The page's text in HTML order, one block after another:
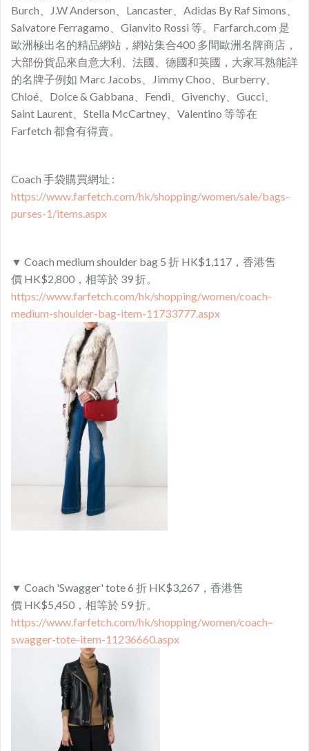
Burch、J.W Anderson、Lancaster、Adidas By Raf Simons、
Salvatore Ferragamo、Gianvito Rossi 等。Farfarch.com 是
歐洲極出名的精品網站，網站集合400 多間歐洲名牌商店，
大部份貨品來自意大利、法國、德國和英國，大家耳熟能詳
的名牌子例如 Marc Jacobs、Jimmy Choo、Burberry、
Chloé、Dolce & Gabbana、Fendi、Givenchy、Gucci、
Saint Laurent、Stella McCartney、Valentino 等等在
Farfetch 都會有得賣。
Coach 手袋購買網址 :
https://www.farfetch.com/hk/shopping/women/sale/bags-
purses-1/items.aspx
▼ Coach medium shoulder bag 5 折 HK$1,117，香港售
價 HK$2,800，相等於 39 折。
https://www.farfetch.com/hk/shopping/women/coach-
medium-shoulder-bag-item-11733777.aspx
▼ Coach 'Swagger' tote 6 折 HK$3,267，香港售
價 HK$5,450，相等於 59 折。
https://www.farfetch.com/hk/shopping/women/coach–
swagger-tote-item-11236660.aspx